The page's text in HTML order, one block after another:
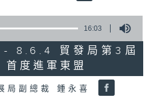
16:03
8.6.4 貿發局第3屆
首度進軍東盟
局副總裁 鍾永喜